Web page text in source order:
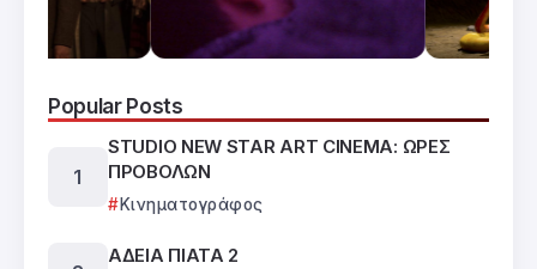
Popular Posts
STUDIO NEW STAR ART CINEMA: ΩΡΕΣ
ΠΡΟΒΟΛΩΝ
Κινηματογράφος
ΑΔΕΙΑ ΠΙΑΤΑ 2